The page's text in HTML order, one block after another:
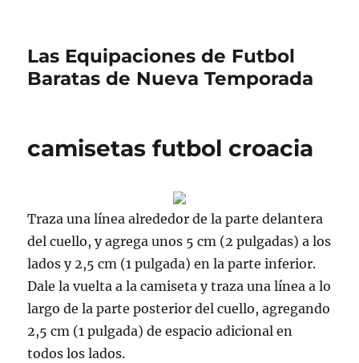
Las Equipaciones de Futbol
Baratas de Nueva Temporada
camisetas futbol croacia
Traza una línea alrededor de la parte delantera
del cuello, y agrega unos 5 cm (2 pulgadas) a los
lados y 2,5 cm (1 pulgada) en la parte inferior.
Dale la vuelta a la camiseta y traza una línea a lo
largo de la parte posterior del cuello, agregando
2,5 cm (1 pulgada) de espacio adicional en
todos los lados.